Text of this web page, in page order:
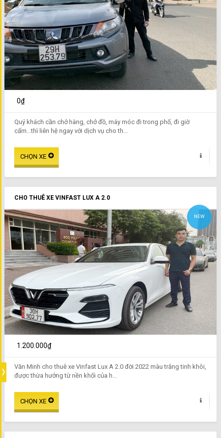
0₫
Quý khách cần chở hàng, chở đồ, máy móc đi trong phố, đi giờ
cấm...thì liên hệ ngay với dịch vụ cho th...
CHO THUÊ XE VINFAST LUX A 2.0
NEW
1.200.000₫
Văn Minh cho thuê xe Vinfast Lux A 2.0 đời 2022 màu trắng tinh khôi,
được thừa hưởng từ nền khối của h...